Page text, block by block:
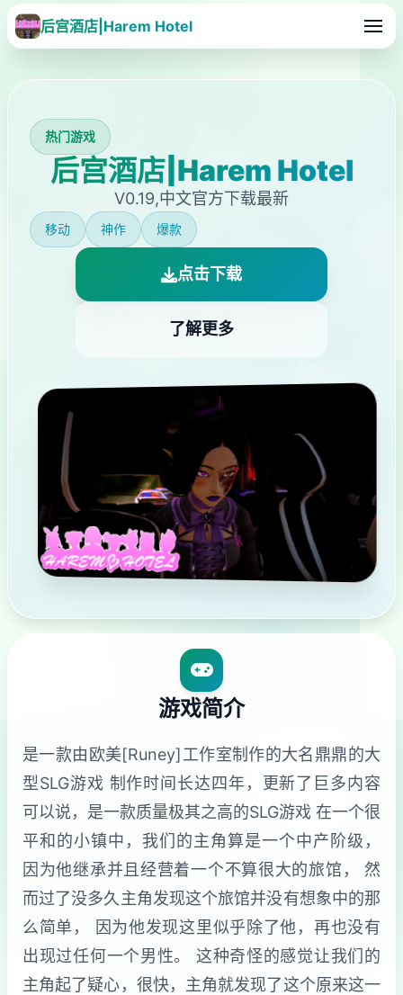
后宫酒店|Harem Hotel
热门游戏
后宫酒店|Harem Hotel
V0.19,中文官方下载最新
移动 神作 爆款
点击下载
了解更多
游戏简介
是一款由欧美[Runey]工作室制作的大名鼎鼎的大
型SLG游戏 制作时间长达四年，更新了巨多内容
可以说，是一款质量极其之高的SLG游戏 在一个很
平和的小镇中，我们的主角算是一个中产阶级，
因为他继承并且经营着一个不算很大的旅馆， 然
而过了没多久主角发现这个旅馆并没有想象中的那
么简单， 因为他发现这里似乎除了他，再也没有
出现过任何一个男性。 这种奇怪的感觉让我们的
主角起了疑心，很快，主角就发现了这个原来这一